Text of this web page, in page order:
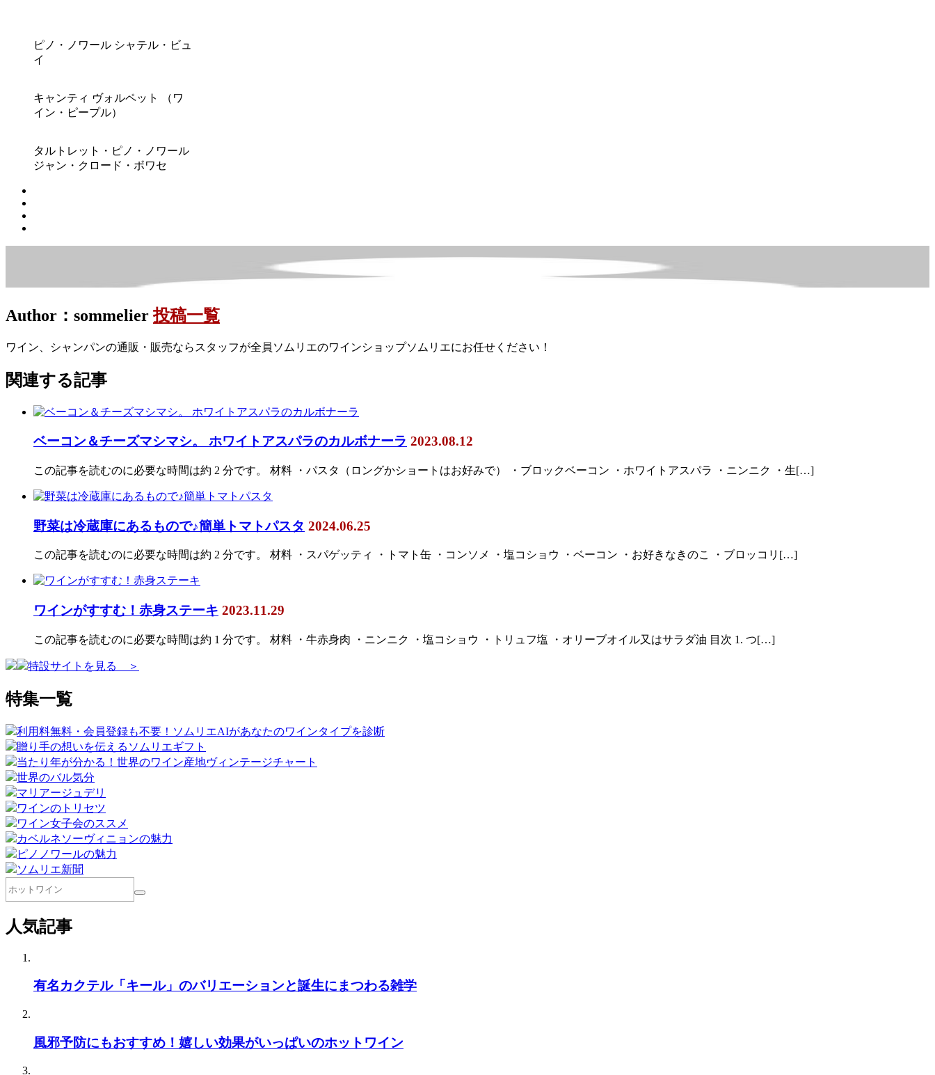
ピノ・ノワール シャテル・ビュ
イ
キャンティ ヴォルペット （ワ
イン・ピープル）
タルトレット・ピノ・ノワール
ジャン・クロード・ボワセ
Author：sommelier投稿一覧
ワイン、シャンパンの通販・販売ならスタッフが全員ソムリエのワインショップソムリエにお任せください！
関連する記事
ベーコン＆チーズマシマシ。 ホワイトアスパラのカルボナーラ 2023.08.12
この記事を読むのに必要な時間は約 2 分です。 材料 ・パスタ（ロングかショートはお好みで） ・ブロックベーコン ・ホワイトアスパラ ・ニンニク ・生[…]
野菜は冷蔵庫にあるもので♪簡単トマトパスタ 2024.06.25
この記事を読むのに必要な時間は約 2 分です。 材料 ・スパゲッティ ・トマト缶 ・コンソメ ・塩コショウ ・ベーコン ・お好きなきのこ ・ブロッコリ[…]
ワインがすすむ！赤身ステーキ 2023.11.29
この記事を読むのに必要な時間は約 1 分です。 材料 ・牛赤身肉 ・ニンニク ・塩コショウ ・トリュフ塩 ・オリーブオイル又はサラダ油 目次 1. つ[…]
特設サイトを見る ＞
特集一覧
利用料無料・会員登録も不要！ソムリエAIがあなたのワインタイプを診断
贈り手の想いを伝えるソムリエギフト
当たり年が分かる！世界のワイン産地ヴィンテージチャート
世界のバル気分
マリアージュデリ
ワインのトリセツ
ワイン女子会のススメ
カベルネソーヴィニョンの魅力
ピノノワールの魅力
ソムリエ新聞
人気記事
有名カクテル「キール」のバリエーションと誕生にまつわる雑学
風邪予防にもおすすめ！嬉しい効果がいっぱいのホットワイン